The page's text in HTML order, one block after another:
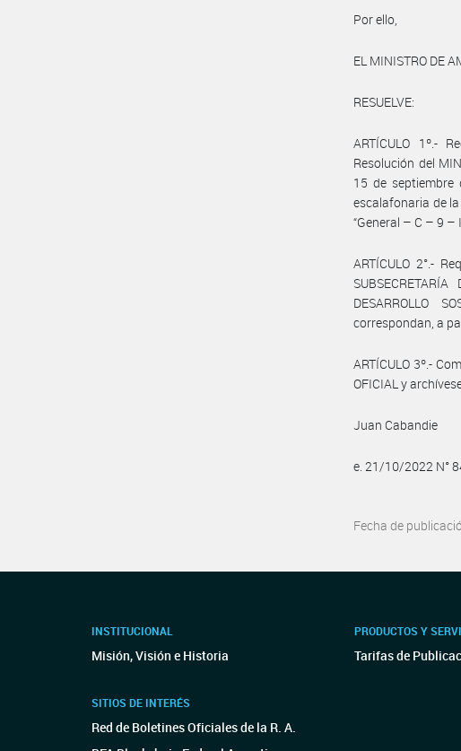
Por ello,
EL MINISTRO DE
RESUELVE:
ARTÍCULO 1º.-
Resolución del
15 de
escalafonaria de la
“General – C – 9 –
ARTÍCULO 2°.-
DESARROLLO
correspondan, a
ARTÍCULO 3º.-
OFICIAL y
Juan Cabandie
e. 21/10/2022 N°
Fecha de
INSTITUCIONAL
Misión, Visión e Historia
SITIOS DE INTERÉS
Red de Boletines Oficiales de la R. A.
PRODUCTOS Y
Tarifas de